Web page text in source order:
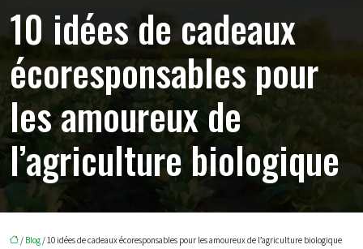
10 idées de cadeaux
écoresponsables pour
les amoureux de
l’agriculture biologique
/ Blog / 10 idées de cadeaux écoresponsables pour les amoureux de l’agriculture biologique